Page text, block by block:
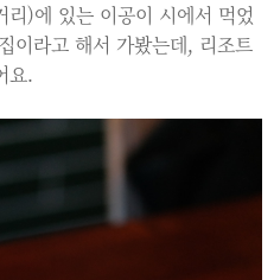
)에 있는 이공이 시에서 먹었
이라고 해서 가봤는데, 리조트
요.